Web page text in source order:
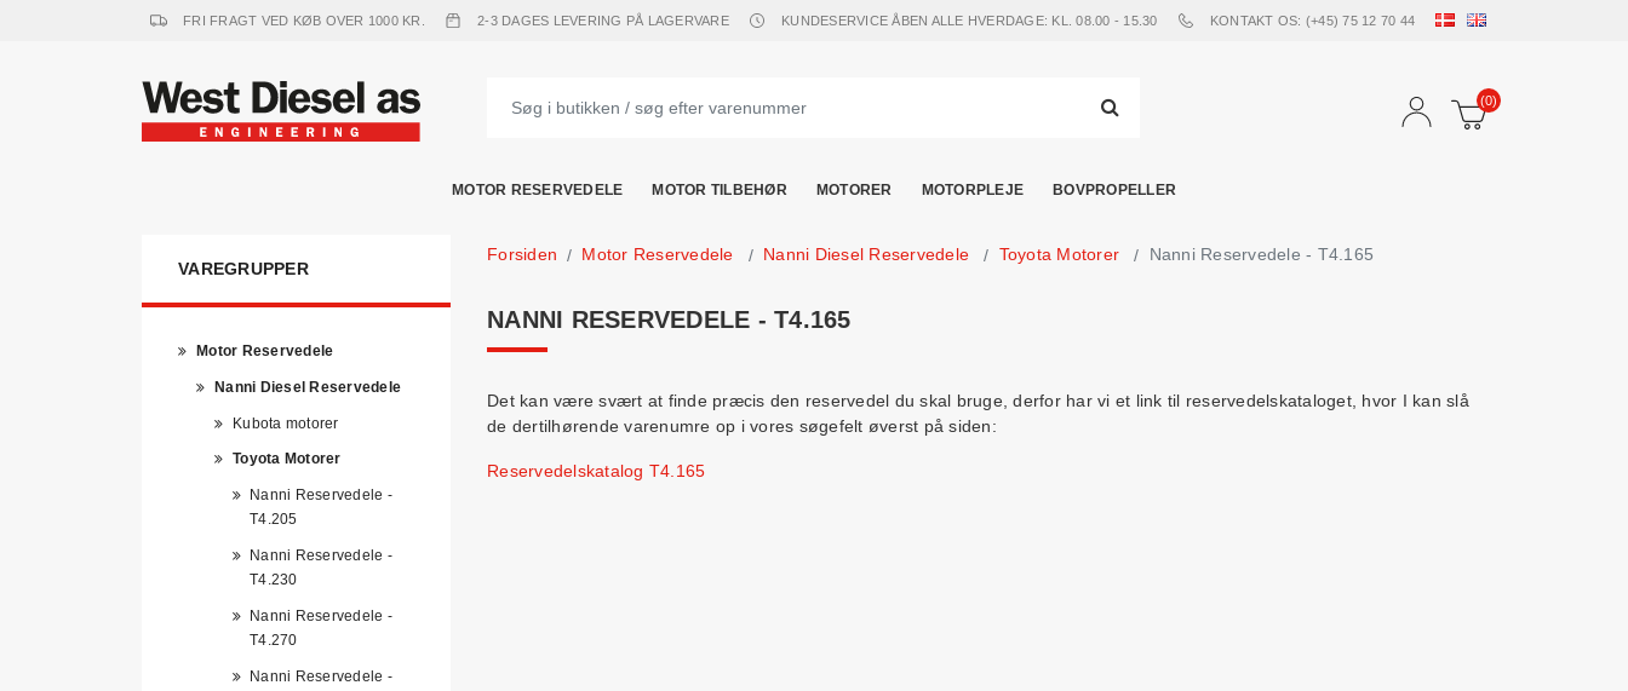
FRI FRAGT VED KØB OVER 1000 KR. 2-3 DAGES LEVERING PÅ LAGERVARE KUNDESERVICE ÅBEN ALLE HVERDAGE: KL. 08.00 - 15.30 KONTAKT OS: (+45) 75 12 70 44
(0)
MOTOR RESERVEDELE MOTOR TILBEHØR MOTORER MOTORPLEJE BOVPROPELLER
VAREGRUPPER
Motor Reservedele
Nanni Diesel Reservedele
Kubota motorer
Toyota Motorer
Nanni Reservedele -
T4.205
Nanni Reservedele -
T4.230
Nanni Reservedele -
T4.270
Nanni Reservedele -
Forsiden Motor Reservedele Nanni Diesel Reservedele Toyota Motorer Nanni Reservedele - T4.165
NANNI RESERVEDELE - T4.165
Det kan være svært at finde præcis den reservedel du skal bruge, derfor har vi et link til reservedelskataloget, hvor I kan slå
de dertilhørende varenumre op i vores søgefelt øverst på siden:
Reservedelskatalog T4.165